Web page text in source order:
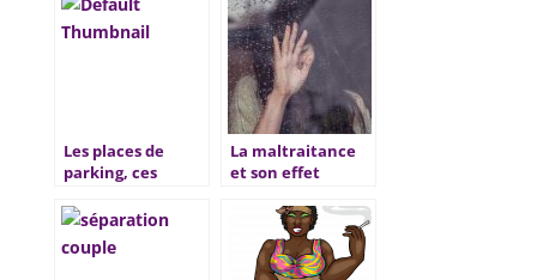
Les places de
parking, ces
en plus rares dans
nos villes
La maltraitance
et son effet
femmes